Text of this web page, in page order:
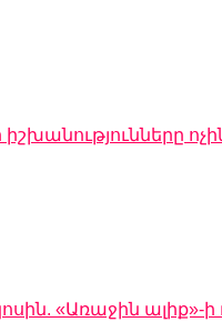
«Առաջին ալիք»-